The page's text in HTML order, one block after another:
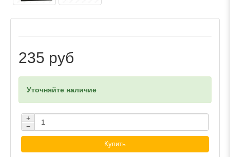
235 руб
Уточняйте наличие
+
−
Купить